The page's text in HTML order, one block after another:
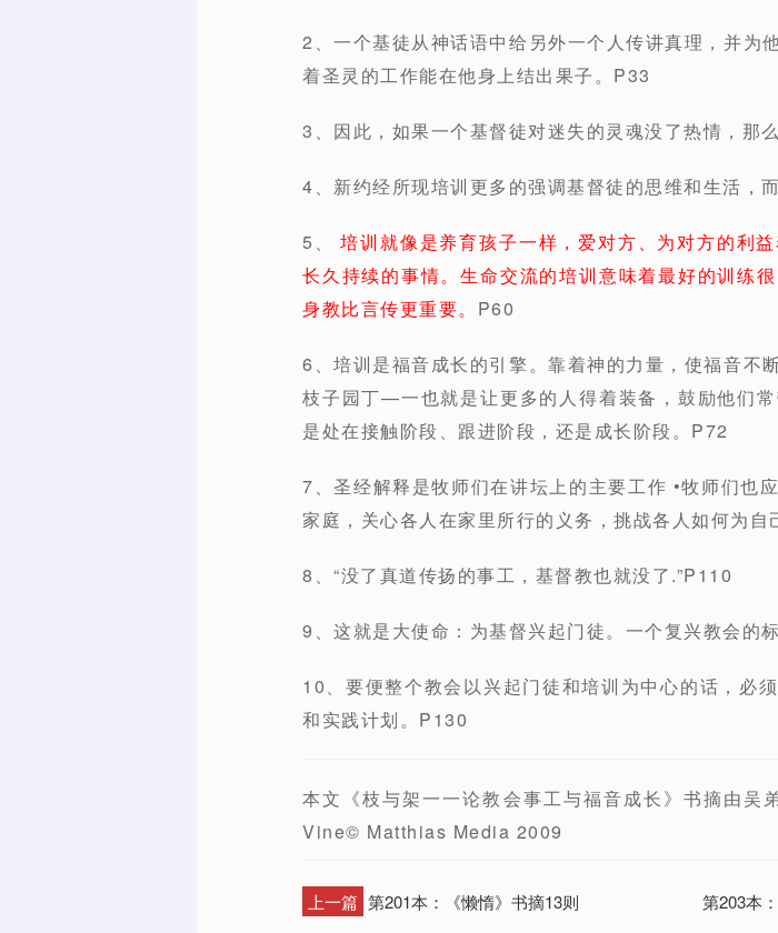
2、一个基徒从神话语中给另外一个人传讲真理，并为
着圣灵的工作能在他身上结出果子。P33
3、因此，如果一个基督徒对迷失的灵魂没了热情，那
4、新约经所现培训更多的强调基督徒的思维和生活，
5、培训就像是养育孩子一样，爱对方、为对方的利
长久持续的事情。生命交流的培训意味着最好的训练
身教比言传更重要。 P60
6、培训是福音成长的引擎。靠着神的力量，使福音不
枝子园丁—一也就是让更多的人得着装备，鼓励他们
是处在接触阶段、跟进阶段，还是成长阶段。P72
7、圣经解释是牧师们在讲坛上的主要工作 •牧师们也
家庭，关心各人在家里所行的义务，挑战各人如何为
8、“没了真道传扬的事工，基督教也就没了.”P110
9、这就是大使命：为基督兴起门徒。一个复兴教会的
10、要便整个教会以兴起门徒和培训为中心的话，必
和实践计划。P130
本文《枝与架一一论教会事工与福音成长》书摘由
Vine© Matthias Media 2009
上一篇 第201本：《懒惰》书摘13则 第203本